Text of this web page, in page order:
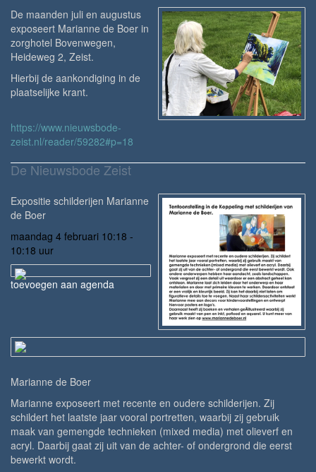
De maanden juli en augustus
exposeert Marianne de Boer in
zorghotel Bovenwegen,
Heideweg 2, Zeist.
Hierbij de aankondiging in de
plaatselijke krant.
https://www.nieuwsbode-
zeist.nl/reader/59282#p=18
De Nieuwsbode Zeist
Expositie schilderijen Marianne
de Boer
maandag 4 februari 10:18 -
10:18 uur
toevoegen aan agenda
Marianne de Boer
Marianne exposeert met recente en oudere schilderijen. Zij
schildert het laatste jaar vooral portretten, waarbij zij gebruik
maak van gemengde technieken (mixed media) met olieverf en
acryl. Daarbij gaat zij uit van de achter- of ondergrond die eerst
bewerkt wordt.